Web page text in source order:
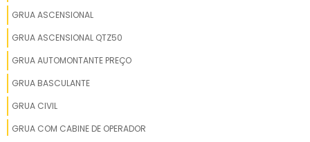
GRUA ASCENSIONAL
GRUA ASCENSIONAL QTZ50
GRUA AUTOMONTANTE PREÇO
GRUA BASCULANTE
GRUA CIVIL
GRUA COM CABINE DE OPERADOR